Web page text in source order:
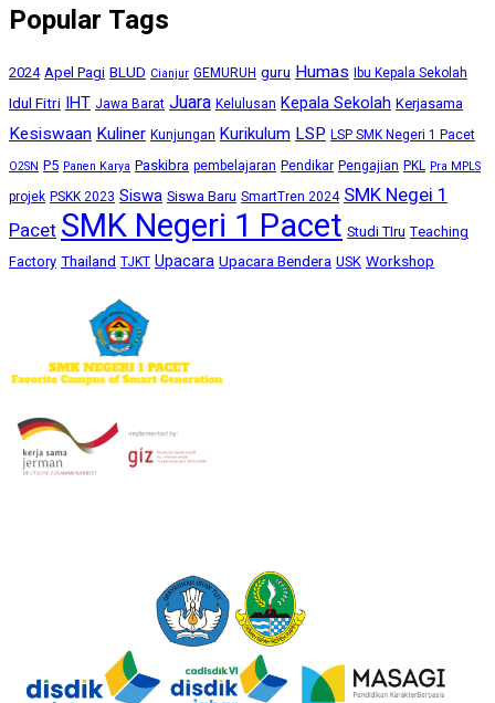
Popular Tags
2024 Apel Pagi BLUD Cianjur GEMURUH guru Humas Ibu Kepala Sekolah
Idul Fitri IHT Jawa Barat Juara Kelulusan Kepala Sekolah Kerjasama
Kesiswaan Kuliner Kunjungan Kurikulum LSP LSP SMK Negeri 1 Pacet
O2SN P5 Panen Karya Paskibra pembelajaran Pendikar Pengajian PKL Pra MPLS
projek PSKK 2023 Siswa Siswa Baru SmartTren 2024 SMK Negei 1
PacetSMK Negeri 1 Pacet Studi TIru Teaching
Factory Thailand TJKT Upacara Upacara Bendera USK Workshop